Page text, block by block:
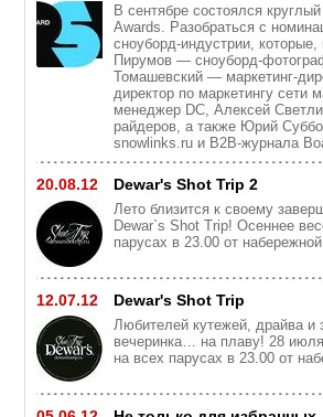
В сентябре состоялся
Awards. Разобраться с
сноуборд-индустрии,
Пирумов — сноуборд-
Томашевский — маркетинг-
директор по маркетингу сети
менеджер DC, Алексей
райдеров, а также Юрий
snowlinks.ru и B2B-журнала
20.08.12 Dewar's Shot Trip 2
Лето близится к своему
Dewar`s Shot Trip! Осеннее
парусах в 23.00 от
12.07.12 Dewar's Shot Trip
Любителей кутежей, драйва и
вечеринка… на плаву! 28
на всех парусах в 23.00 от